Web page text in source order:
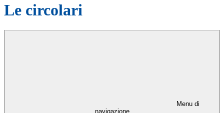
Le circolari
Menu di
navigazione